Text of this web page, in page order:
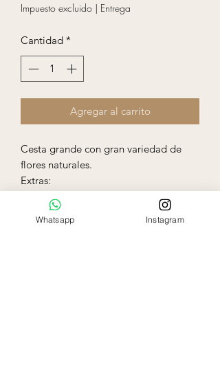
Impuesto excluido | Entrega
Cantidad *
Agregar al carrito
Cesta grande con gran variedad de
flores naturales.
Extras:
Globo regular: $5 c/u
Globo regular personalizado: $15 c/u
Globo burbuja personalizado: $22
Whatsapp Instagram